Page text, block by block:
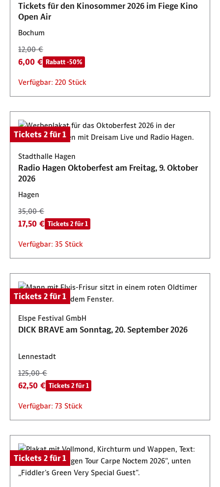
Tickets für den Kinosommer 2026 im Fiege Kino
Open Air
Bochum
12,00 €
6,00 € Rabatt -50%
Verfügbar: 220 Stück
Tickets 2 für 1
Stadthalle Hagen
Radio Hagen Oktoberfest am Freitag, 9. Oktober
2026
Hagen
35,00 €
17,50 € Tickets 2 für 1
Verfügbar: 35 Stück
Tickets 2 für 1
Elspe Festival GmbH
DICK BRAVE am Sonntag, 20. September 2026
Lennestadt
125,00 €
62,50 € Tickets 2 für 1
Verfügbar: 73 Stück
Tickets 2 für 1